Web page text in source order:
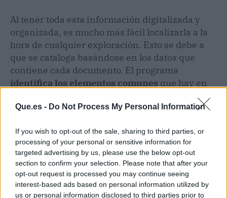
Que.es - Do Not Process My Personal Information
If you wish to opt-out of the sale, sharing to third parties, or
processing of your personal or sensitive information for
targeted advertising by us, please use the below opt-out
section to confirm your selection. Please note that after your
opt-out request is processed you may continue seeing
interest-based ads based on personal information utilized by
us or personal information disclosed to third parties prior to
Al tener toda esta información digitalizada y
organizada, es mucho más fácil localizarla a la
hora de cualquier exploración. Esto se debe a
que se cataloga basándose en los datos que
contiene cada documento. El programa
identifica los elementos comunes que hay en
ellos para ofrecer resultados más amplios, en
función de cada búsqueda que se haga.
Desde BWD Digital Transformation aseveran
que el uso de tecnología OCR es el principio de
la transformación digital para una compañía.
Consideran que, una vez que se tiene toda la
información en formato digital, se puede